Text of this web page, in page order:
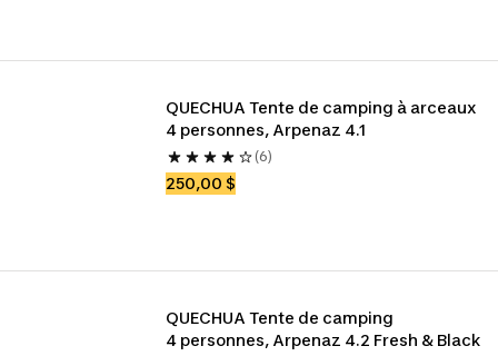
QUECHUA Tente de camping à arceaux
4 personnes, Arpenaz 4.1
(6)
250,00 $
QUECHUA Tente de camping
4 personnes, Arpenaz 4.2 Fresh & Black